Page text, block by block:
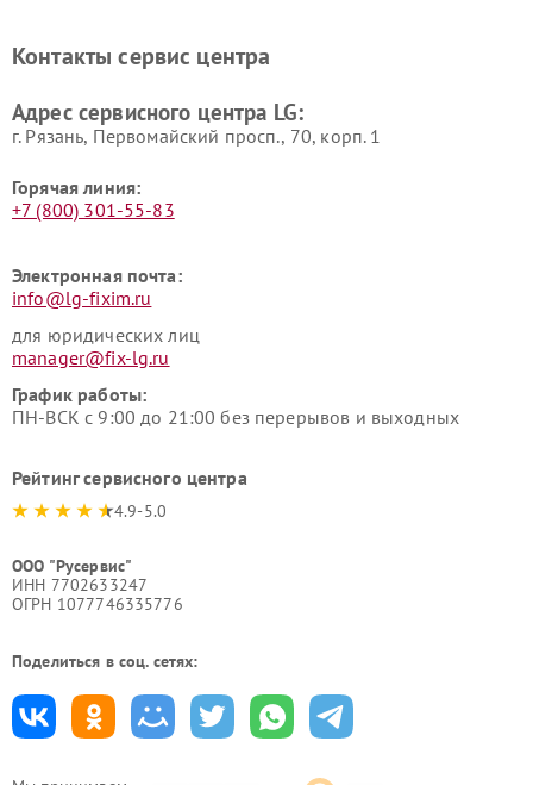
Ремонт морозильных камер
Ремонт вертикальных
Контакты сервис центра
Адрес сервисного центра LG:
г. Рязань, Первомайский просп., 70, корп. 1
Горячая линия:
+7 (800) 301-55-83
Электронная почта:
info@lg-fixim.ru
для юридических лиц
manager@fix-lg.ru
График работы:
ПН-ВСК с 9:00 до 21:00 без перерывов и выходных
Рейтинг сервисного центра
4.9-5.0
ООО "Русервис"
ИНН 7702633247
ОГРН 1077746335776
Поделиться в соц. сетях: